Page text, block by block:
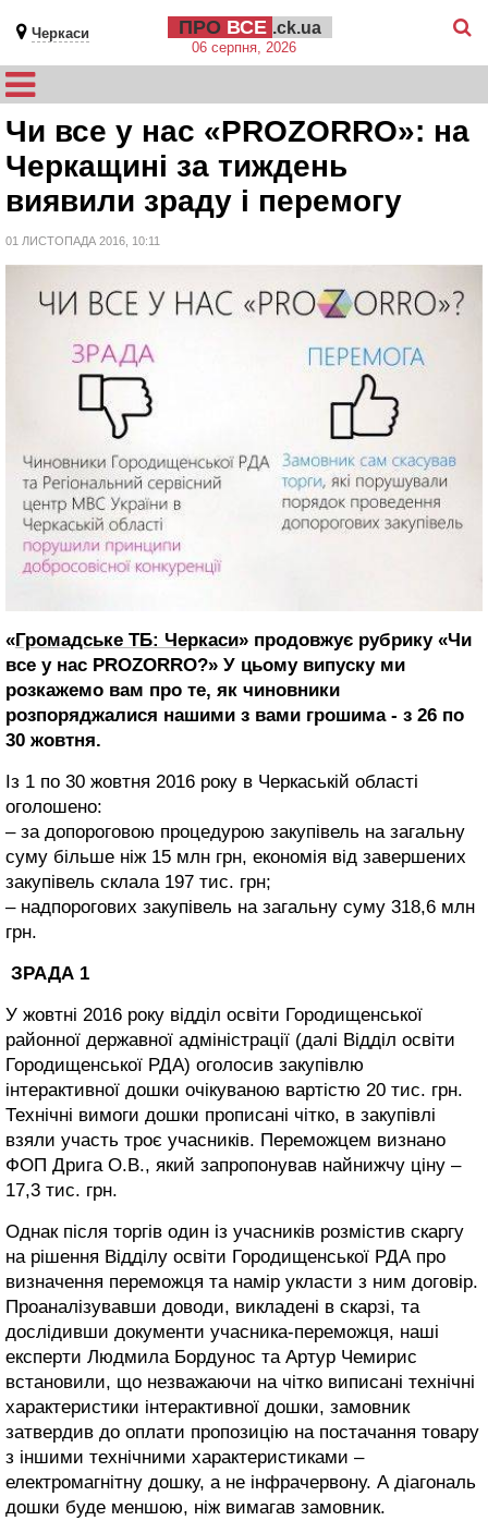
Черкаси ПРО ВСЕ .ck.ua
06 серпня, 2026
Чи все у нас «PROZORRО»: на
Черкащині за тиждень
виявили зраду і перемогу
01 ЛИСТОПАДА 2016, 10:11
«Громадське ТБ: Черкаси» продовжує рубрику «Чи
все у нас PROZORRO?» У цьому випуску ми
розкажемо вам про те, як чиновники
розпоряджалися нашими з вами грошима - з 26 по
30 жовтня.
Із 1 по 30 жовтня 2016 року в Черкаській області
оголошено:
– за допороговою процедурою закупівель на загальну
суму більше ніж 15 млн грн, економія від завершених
закупівель склала 197 тис. грн;
– надпорогових закупівель на загальну суму 318,6 млн
грн.
ЗРАДА 1
У жовтні 2016 року відділ освіти Городищенської
районної державної адміністрації (далі Відділ освіти
Городищенської РДА) оголосив закупівлю
інтерактивної дошки очікуваною вартістю 20 тис. грн.
Технічні вимоги дошки прописані чітко, в закупівлі
взяли участь троє учасників. Переможцем визнано
ФОП Дрига О.В., який запропонував найнижчу ціну –
17,3 тис. грн.
Однак після торгів один із учасників розмістив скаргу
на рішення Відділу освіти Городищенської РДА про
визначення переможця та намір укласти з ним договір.
Проаналізувавши доводи, викладені в скарзі, та
дослідивши документи учасника-переможця, наші
експерти Людмила Бордунос та Артур Чемирис
встановили, що незважаючи на чітко виписані технічні
характеристики інтерактивної дошки, замовник
затвердив до оплати пропозицію на постачання товару
з іншими технічними характеристиками –
електромагнітну дошку, а не інфрачервону. А діагональ
дошки буде меншою, ніж вимагав замовник.